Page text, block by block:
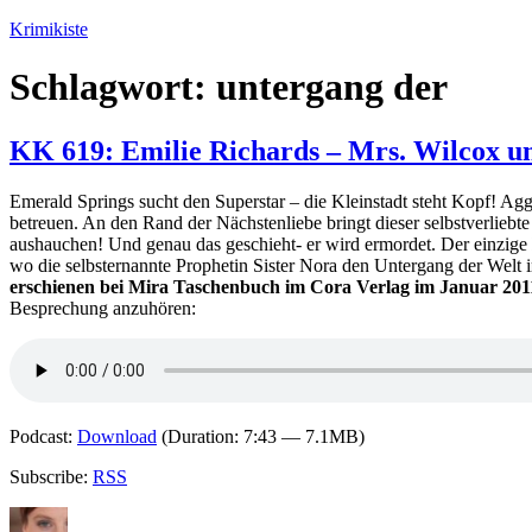
Zum
springen
Krimikiste
Schlagwort: untergang der
KK 619: Emilie Richards – Mrs. Wilcox
Emerald Springs sucht den Superstar – die Kleinstadt steht Kopf!
betreuen. An den Rand der Nächstenliebe bringt dieser
aushauchen! Und genau das geschieht- er wird ermordet. Der
wo die selbsternannte Prophetin Sister Nora den Untergang der
erschienen bei Mira Taschenbuch im Cora Verlag im Januar
Besprechung anzuhören:
Podcast: Download (Duration: 7:43 — 7.1MB)
Subscribe: RSS
Autor